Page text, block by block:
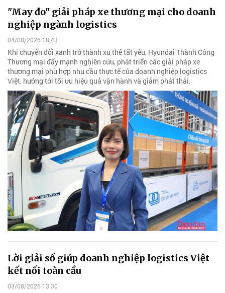
"May đo" giải pháp xe thương mại cho doanh
nghiệp ngành logistics
04/08/2026 18:43
Khi chuyển đổi xanh trở thành xu thế tất yếu, Hyundai Thành Công
Thương mại đẩy mạnh nghiên cứu, phát triển các giải pháp xe
thương mại phù hợp nhu cầu thực tế của doanh nghiệp logistics
Việt, hướng tới tối ưu hiệu quả vận hành và giảm phát thải.
Lời giải số giúp doanh nghiệp logistics Việt
kết nối toàn cầu
03/08/2026 13:30